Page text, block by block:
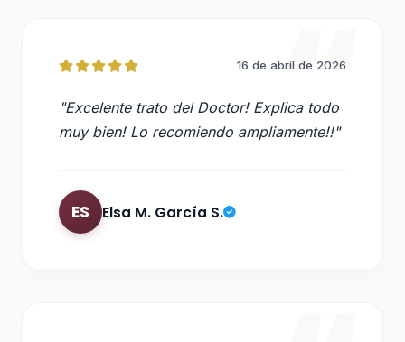
16 de abril de 2026
"Excelente trato del Doctor! Explica todo
muy bien! Lo recomiendo ampliamente!!"
ES Elsa M. García S.